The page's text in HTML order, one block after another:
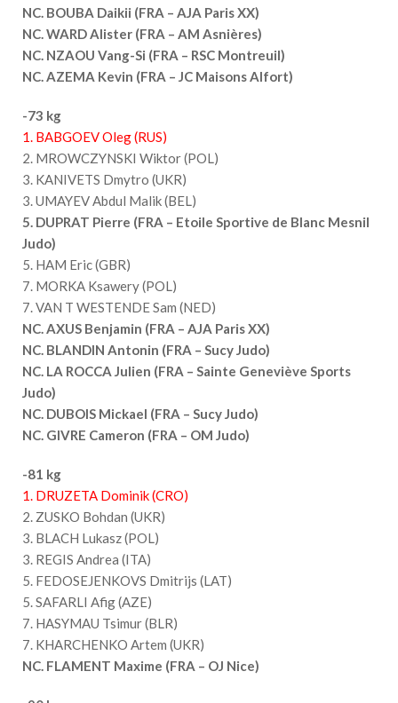
NC. BOUBA Daikii (FRA – AJA Paris XX)
NC. WARD Alister (FRA – AM Asnières)
NC. NZAOU Vang-Si (FRA – RSC Montreuil)
NC.AZEMA Kevin (FRA – JC Maisons Alfort)
-73 kg
1. BABGOEV Oleg (RUS)
2. MROWCZYNSKI Wiktor (POL)
3. KANIVETS Dmytro (UKR)
3. UMAYEV Abdul Malik (BEL)
5. DUPRAT Pierre (FRA – Etoile Sportive de Blanc Mesnil
Judo)
5. HAM Eric (GBR)
7. MORKA Ksawery (POL)
7. VAN T WESTENDE Sam (NED)
NC.AXUS Benjamin (FRA – AJA Paris XX)
NC. BLANDIN Antonin (FRA – Sucy Judo)
NC. LA ROCCA Julien (FRA – Sainte Geneviève Sports
Judo)
NC. DUBOIS Mickael (FRA – Sucy Judo)
NC. GIVRE Cameron (FRA – OM Judo)
-81 kg
1. DRUZETA Dominik (CRO)
2. ZUSKO Bohdan (UKR)
3. BLACH Lukasz (POL)
3. REGIS Andrea (ITA)
5. FEDOSEJENKOVS Dmitrijs (LAT)
5. SAFARLI Afig (AZE)
7. HASYMAU Tsimur (BLR)
7. KHARCHENKO Artem (UKR)
NC. FLAMENT Maxime (FRA – OJ Nice)